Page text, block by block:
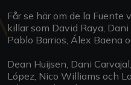
Får se här om de la
killar som David Raya,
Pablo Barrios, Álex Baena
Dean Huijsen, Dani
López, Nico Williams och